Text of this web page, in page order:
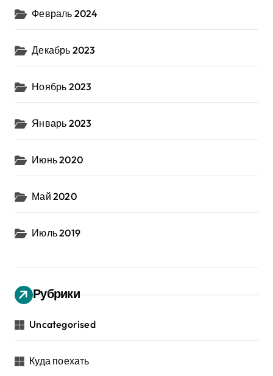
Февраль 2024
Декабрь 2023
Ноябрь 2023
Январь 2023
Июнь 2020
Май 2020
Июль 2019
Рубрики
Uncategorised
Куда поехать